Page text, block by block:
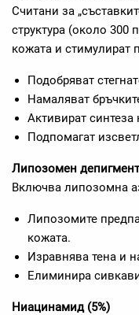
Считани за
структура (около 300
кожата и стимулират
Подобряват
Намаляват
Активират
Подпомагат
Липозомен
Включва липозомна
Липозомите
кожата.
Изравнява тена и
Елиминира
Ниацинамид (5%)